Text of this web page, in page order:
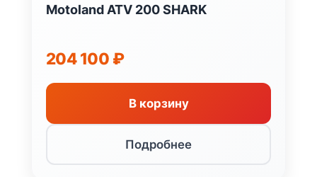
Motoland ATV 200 SHARK
204 100 ₽
В корзину
Подробнее